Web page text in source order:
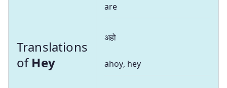
Translations
ofHey
are
अहो
ahoy, hey